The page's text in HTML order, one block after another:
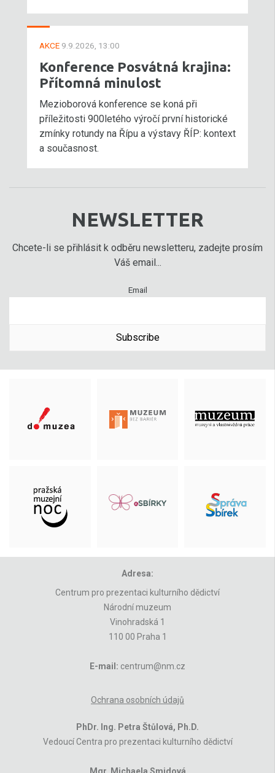
AKCE 9.9.2026, 13:00
Konference Posvátná krajina:
Přítomná minulost
Mezioborová konference se koná při
příležitosti 900letého výročí první historické
zmínky rotundy na Řípu a výstavy ŘÍP: kontext
a současnost.
NEWSLETTER
Chcete-li se přihlásit k odběru newsletteru, zadejte prosím
Váš email...
Email
Subscribe
Adresa:
Centrum pro prezentaci kulturního dědictví
Národní muzeum
Vinohradská 1
110 00 Praha 1
E-mail: centrum@nm.cz
Ochrana osobních údajů
PhDr. Ing. Petra Štůlová, Ph.D.
Vedoucí Centra pro prezentaci kulturního dědictví